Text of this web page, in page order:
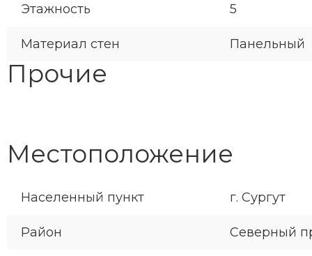
Этажность 5
Материал стен Панельный
Местоположение
Населенный пункт г. Сургут
Район Северный
Прочие